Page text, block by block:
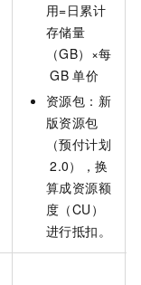
用=日累计
存储量
（GB）×每
GB 单价
资源包： 新
版资源包
（预付计划
2.0）
，换
算成资源额
度（CU）
进行抵扣。